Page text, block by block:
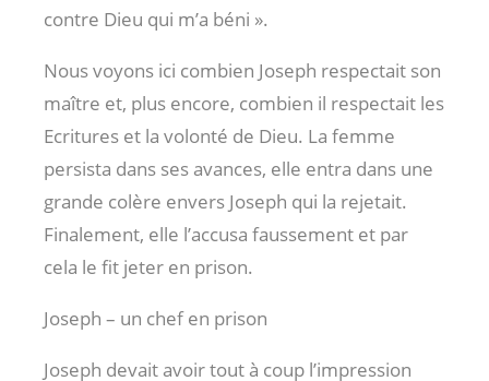
contre Dieu qui m’a béni ».
Nous voyons ici combien Joseph respectait son
maître et, plus encore, combien il respectait les
Ecritures et la volonté de Dieu. La femme
persista dans ses avances, elle entra dans une
grande colère envers Joseph qui la rejetait.
Finalement, elle l’accusa faussement et par
cela le fit jeter en prison.
Joseph – un chef en prison
Joseph devait avoir tout à coup l’impression